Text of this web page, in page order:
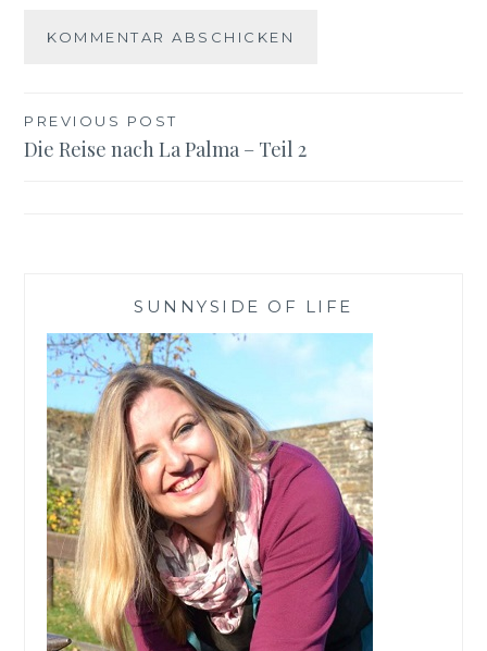
Beitragsnavigation
PREVIOUS POST
Die Reise nach La Palma – Teil 2
SUNNYSIDE OF LIFE